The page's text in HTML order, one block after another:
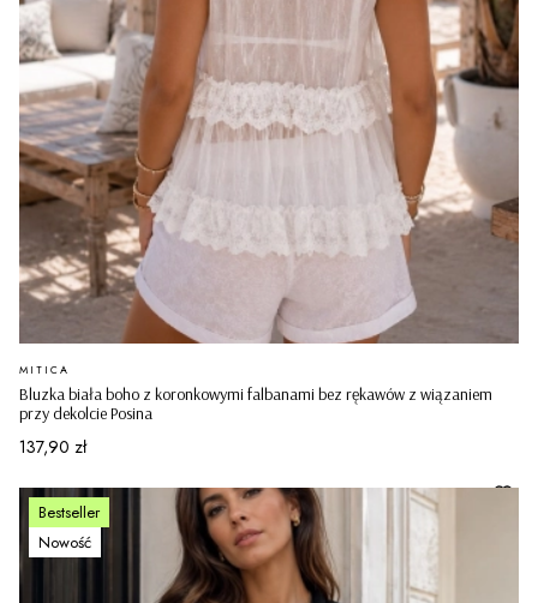
Bluzka biała boho z koronkowymi falbanami bez rękawów z wiązaniem
przy dekolcie Posina
PRODUCENT
MITICA
Cena
137,90 zł
Bestseller
Nowość